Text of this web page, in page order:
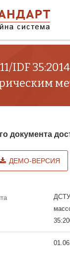
IDF
документа
ДЕМО-ВЕРСИЯ
ДСТУ